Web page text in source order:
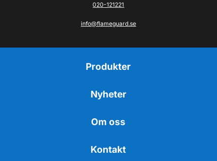
020-121221
info@flameguard.se
Produkter
Nyheter
Om oss
Kontakt